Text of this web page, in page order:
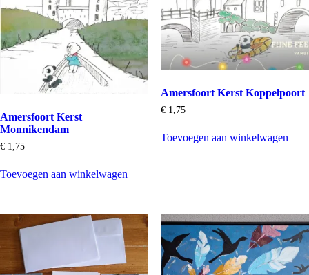
Amersfoort Kerst
Monnikendam
€ 1,75
Toevoegen aan winkelwagen
Amersfoort Kerst Koppelpoort
€1,75
Toevoegen aan winkelwagen